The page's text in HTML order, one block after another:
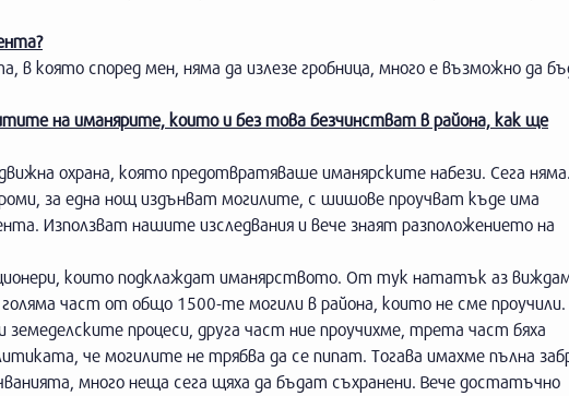
която според мен, няма да излезе гробница, много е възможно да
на иманярите, които и без това безчинстват в района, как ще
охрана, която предотвратяваше иманярските набези. Сега няма.
за една нощ издънват могилите, с шишове проучват къде има
Използват нашите изследвания и вече знаят разположението на
които подклаждат иманярството. От тук нататък аз
част от общо 1500-те могили в района, които не сме проучили.
процеси, друга част ние проучихме, трета част бяха
че могилите не трябва да се пипат. Тогава имахме пълна
много неща сега щяха да бъдат съхранени. Вече достатъчно